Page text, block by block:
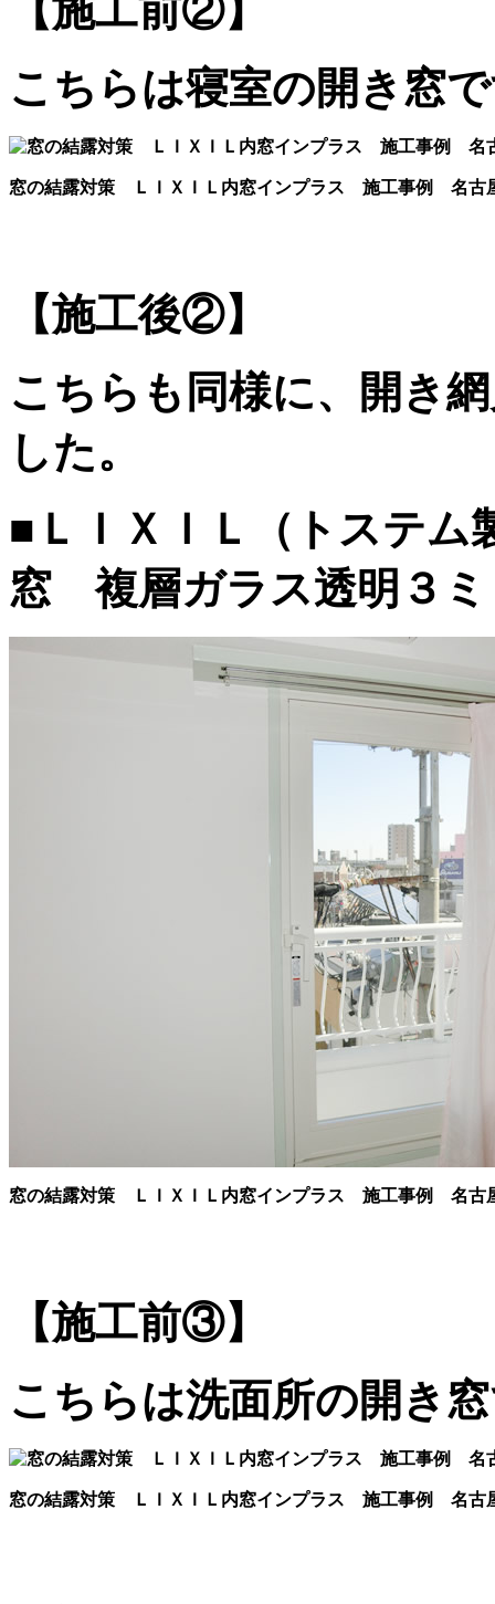
【施工前②】
こちらは寝室の開き窓
窓の結露対策 ＬＩＸＩＬ内窓インプラス 施工事例 名古
【施工後②】
こちらも同様に、開き
した。
■ＬＩＸＩＬ（トステ
窓 複層ガラス透明３
窓の結露対策 ＬＩＸＩＬ内窓インプラス 施工事例 名古
【施工前③】
こちらは洗面所の開き
窓の結露対策 ＬＩＸＩＬ内窓インプラス 施工事例 名古